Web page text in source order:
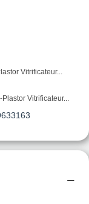
Vitrificateur...
Vitrificateur...